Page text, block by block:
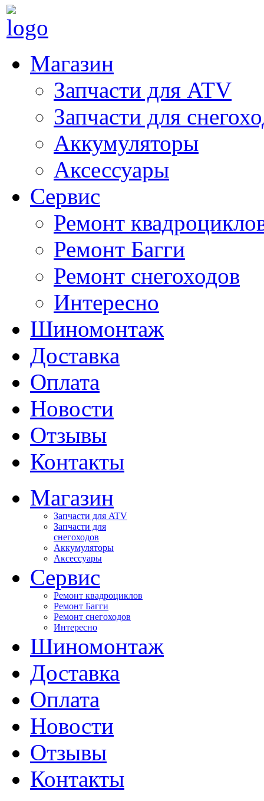
Магазин
Запчасти для ATV
Запчасти для
Аккумуляторы
Аксессуары
Сервис
Ремонт
Ремонт Багги
Ремонт снегоходов
Интересно
Шиномонтаж
Доставка
Оплата
Новости
Отзывы
Контакты
Магазин
Запчасти для ATV
Запчасти для
снегоходов
Аккумуляторы
Аксессуары
Сервис
Ремонт квадроциклов
Ремонт Багги
Ремонт снегоходов
Интересно
Шиномонтаж
Доставка
Оплата
Новости
Отзывы
Контакты